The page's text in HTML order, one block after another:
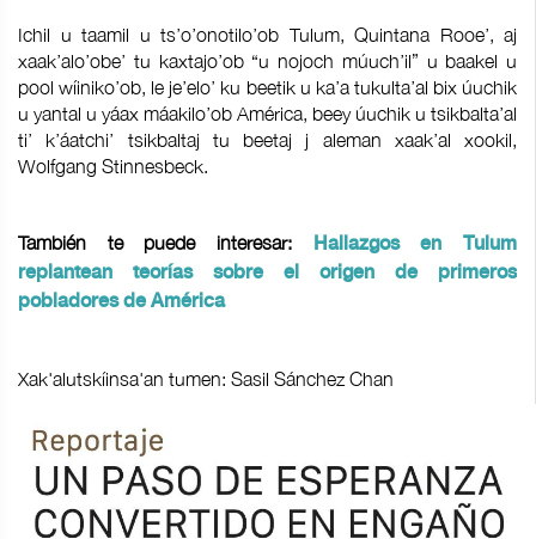
Ichil u taamil u ts’o’onotilo’ob Tulum, Quintana Rooe’, aj
xaak’alo’obe’ tu kaxtajo’ob “u nojoch múuch’il” u baakel u
pool wíiniko’ob, le je’elo’ ku beetik u ka’a tukulta’al bix úuchik
u yantal u yáax máakilo’ob América, beey úuchik u tsikbalta’al
ti’ k’áatchi’ tsikbaltaj tu beetaj j aleman xaak’al xookil,
Wolfgang Stinnesbeck.
También te puede interesar:
Hallazgos en Tulum
replantean teorías sobre el origen de primeros
pobladores de América
Xak'alutskíinsa'an tumen: Sasil Sánchez Chan